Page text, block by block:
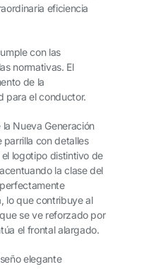
eficiencia
con las
normativas. El
de la
para el conductor.
la Nueva Generación
parrilla con detalles
logotipo distintivo de
la clase del
lo que contribuye al
se ve reforzado por
el frontal alargado.
elegante